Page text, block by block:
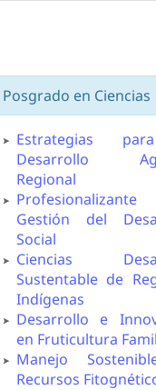
Posgrado en Ciencias
Estrategias
Desarrollo
Regional
Gestión del
Social
Ciencias
Sustentable de
Indígenas
Desarrollo e
en Fruticultura
Manejo
Recursos